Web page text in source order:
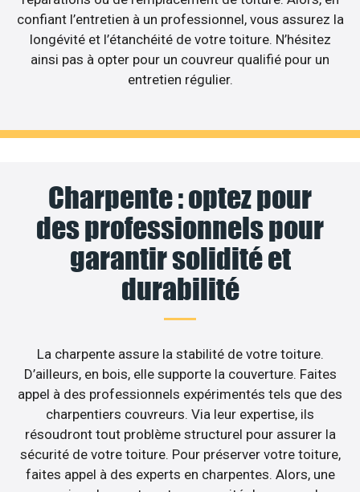
confiant l’entretien à un professionnel, vous assurez la
longévité et l’étanchéité de votre toiture. N’hésitez
ainsi pas à opter pour un couvreur qualifié pour un
entretien régulier.
Charpente : optez pour
des professionnels pour
garantir solidité et
durabilité
La charpente assure la stabilité de votre toiture.
D’ailleurs, en bois, elle supporte la couverture. Faites
appel à des professionnels expérimentés tels que des
charpentiers couvreurs. Via leur expertise, ils
résoudront tout problème structurel pour assurer la
sécurité de votre toiture. Pour préserver votre toiture,
faites appel à des experts en charpentes. Alors, une